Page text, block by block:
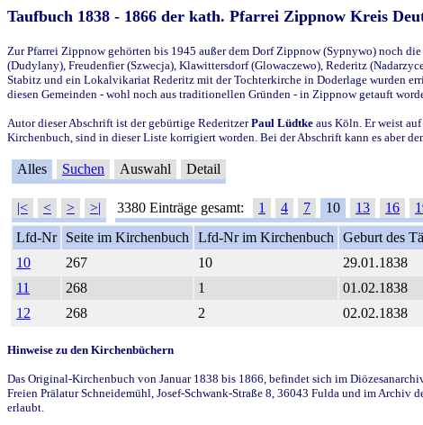
Taufbuch 1838 - 1866 der kath. Pfarrei Zippnow Kreis
Zur Pfarrei Zippnow gehörten bis 1945 außer dem Dorf Zippnow (Sypnywo) noch
(Dudylany), Freudenfier (Szwecja), Klawittersdorf (Glowaczewo), Rederitz
Stabitz und ein Lokalvikariat Rederitz mit der Tochterkirche in Doderlage wurden
diesen Gemeinden - wohl noch aus traditionellen Gründen - in Zippnow getauft
Autor dieser Abschrift ist der gebürtige RederitzerPaul Lüdtke aus Köln. Er weist
Kirchenbuch, sind in dieser Liste korrigiert worden. Bei der Abschrift kann es aber
Alles Suchen Auswahl Detail
|< < > >| 3380 Einträge gesamt: 1 4 7 10 13 16
Lfd-Nr
Seite im Kirchenbuch Lfd-Nr im Kirchenbuch Geburt des
10
267 10 29.01.1838
11
268 1 01.02.1838
12
268 2 02.02.1838
Hinweise zu den Kirchenbüchern
Das Original-Kirchenbuch von Januar 1838 bis 1866, befindet sich im
Freien Prälatur Schneidemühl, Josef-Schwank-Straße 8, 36043 Fulda und im Archiv
erlaubt.